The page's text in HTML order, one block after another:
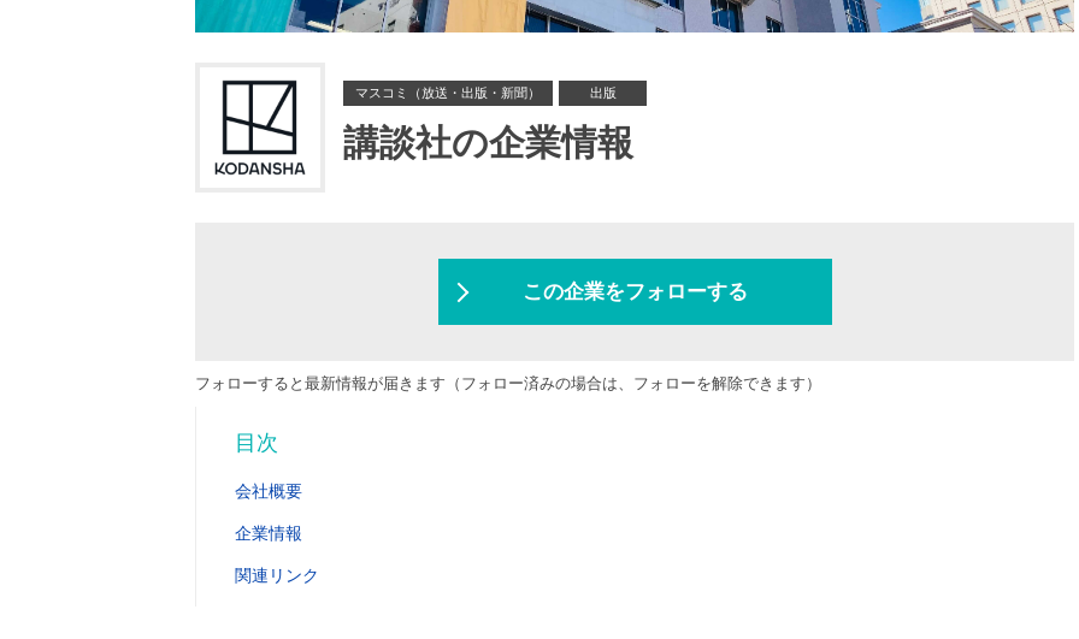
マスコミ（放送・出版・新聞） 出版
講談社の企業情報
この企業をフォローする
フォローすると最新情報が届きます（フォロー済みの場合は、フォローを解除できます）
目次
会社概要
企業情報
関連リンク